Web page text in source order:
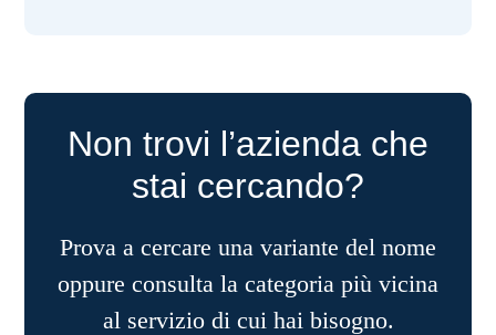
Non trovi l’azienda che
stai cercando?
Prova a cercare una variante del nome
oppure consulta la categoria più vicina
al servizio di cui hai bisogno.